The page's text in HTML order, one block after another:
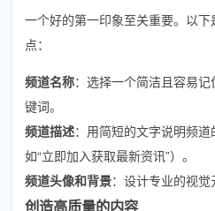
一个好的第一印象至关重要。以
点：
频道名称：选择一个简洁且容易
键词。
频道描述：用简短的文字说明频
如“立即加入获取最新资讯”）。
频道头像和背景：设计专业的视觉
创造高质量的内容